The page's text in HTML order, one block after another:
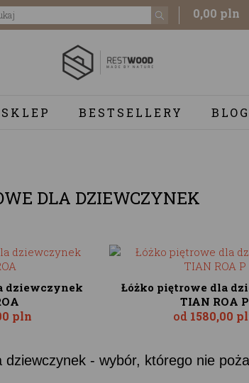
0,00 pln
SKLEP BESTSELLERY BLOG
DLA DZIEWCZYNEK
dziewczynek
pln
Łóżko piętrowe dla
TIAN ROA P
od 1580,00
- wybór, którego nie